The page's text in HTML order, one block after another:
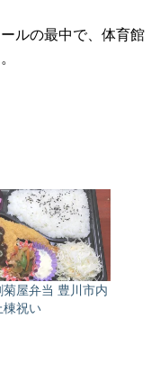
ルの最中で、体育館
屋弁当 豊川市内
棟祝い